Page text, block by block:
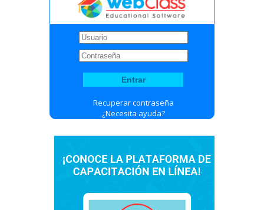
Recuperar contraseña
¿Necesita ayuda?